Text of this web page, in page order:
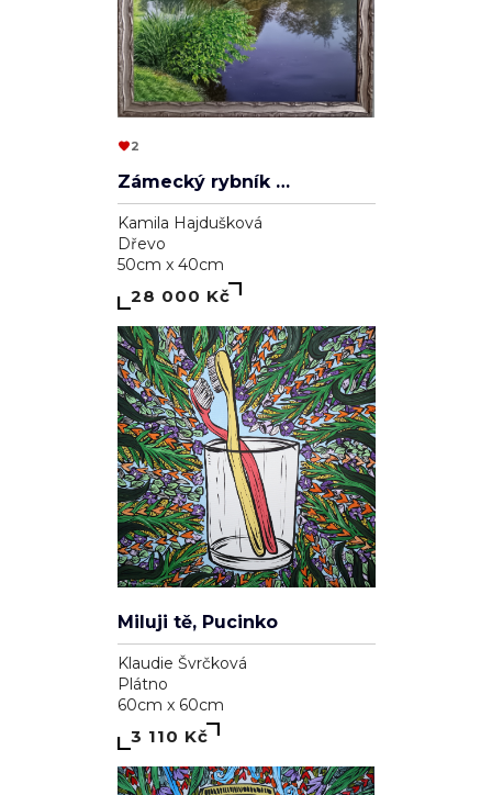
2
Zámecký rybník v Lednici
Kamila Hajdušková
Dřevo
50cm x 40cm
28 000 Kč
Miluji tě, Pucinko
Klaudie Švrčková
Plátno
60cm x 60cm
3 110 Kč